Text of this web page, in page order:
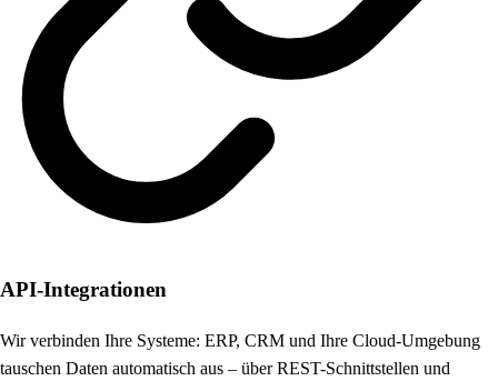
API-Integrationen
Wir verbinden Ihre Systeme: ERP, CRM und Ihre Cloud-Umgebung
tauschen Daten automatisch aus – über REST-Schnittstellen und